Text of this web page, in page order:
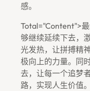
感。
Total="content">
够继续延续下去，
光发热，让拼搏精
极向上的力量。同
去，让每一个追梦
路，实现人生价值。